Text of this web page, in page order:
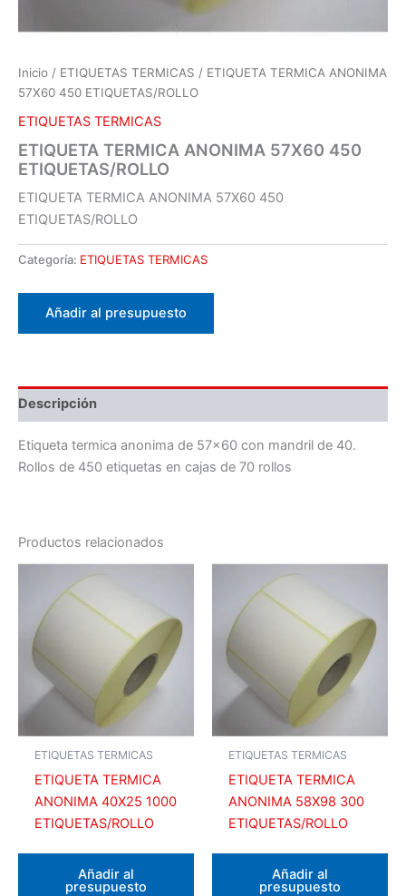
Inicio / ETIQUETAS TERMICAS / ETIQUETA TERMICA ANONIMA
57X60 450 ETIQUETAS/ROLLO
ETIQUETAS TERMICAS
ETIQUETA TERMICA ANONIMA 57X60 450
ETIQUETAS/ROLLO
ETIQUETA TERMICA ANONIMA 57X60 450
ETIQUETAS/ROLLO
Categoría: ETIQUETAS TERMICAS
Añadir al presupuesto
Descripción
Etiqueta termica anonima de 57×60 con mandril de 40.
Rollos de 450 etiquetas en cajas de 70 rollos
Productos relacionados
ETIQUETAS TERMICAS
ETIQUETA TERMICA
ANONIMA 40X25 1000
ETIQUETAS/ROLLO
Añadir al
presupuesto
ETIQUETAS TERMICAS
ETIQUETA TERMICA
ANONIMA 58X98 300
ETIQUETAS/ROLLO
Añadir al
presupuesto